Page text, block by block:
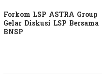
Forkom LSP ASTRA Group
Gelar Diskusi LSP Bersama
BNSP